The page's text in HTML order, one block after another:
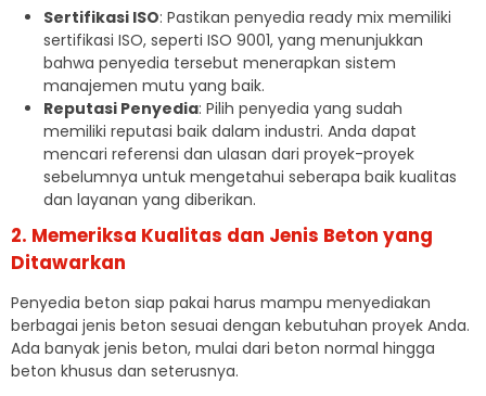
Sertifikasi ISO: Pastikan penyedia ready mix memiliki
sertifikasi ISO, seperti ISO 9001, yang menunjukkan
bahwa penyedia tersebut menerapkan sistem
manajemen mutu yang baik.
Reputasi Penyedia: Pilih penyedia yang sudah
memiliki reputasi baik dalam industri. Anda dapat
mencari referensi dan ulasan dari proyek-proyek
sebelumnya untuk mengetahui seberapa baik kualitas
dan layanan yang diberikan.
2. Memeriksa Kualitas dan Jenis Beton yang
Ditawarkan
Penyedia beton siap pakai harus mampu menyediakan
berbagai jenis beton sesuai dengan kebutuhan proyek Anda.
Ada banyak jenis beton, mulai dari beton normal hingga
beton khusus dan seterusnya.